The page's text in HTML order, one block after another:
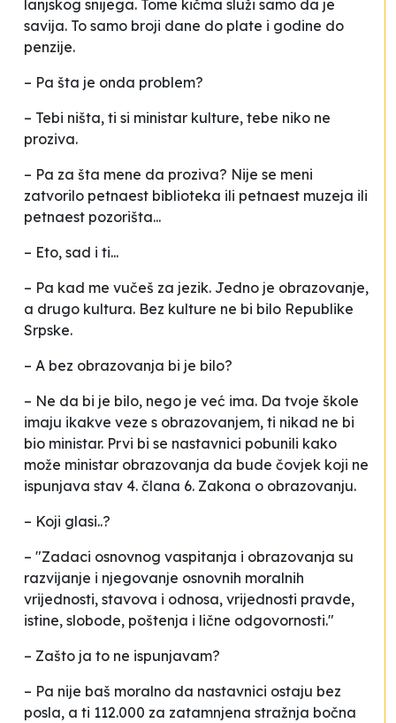
lanjskog snijega. Tome kičma služi samo da je
savija. To samo broji dane do plate i godine do
penzije.
– Pa šta je onda problem?
– Tebi ništa, ti si ministar kulture, tebe niko ne
proziva.
– Pa za šta mene da proziva? Nije se meni
zatvorilo petnaest biblioteka ili petnaest muzeja ili
petnaest pozorišta...
– Eto, sad i ti...
– Pa kad me vučeš za jezik. Jedno je obrazovanje,
a drugo kultura. Bez kulture ne bi bilo Republike
Srpske.
– A bez obrazovanja bi je bilo?
– Ne da bi je bilo, nego je već ima. Da tvoje škole
imaju ikakve veze s obrazovanjem, ti nikad ne bi
bio ministar. Prvi bi se nastavnici pobunili kako
može ministar obrazovanja da bude čovjek koji ne
ispunjava stav 4. člana 6. Zakona o obrazovanju.
– Koji glasi..?
– "Zadaci osnovnog vaspitanja i obrazovanja su
razvijanje i njegovanje osnovnih moralnih
vrijednosti, stavova i odnosa, vrijednosti pravde,
istine, slobode, poštenja i lične odgovornosti."
– Zašto ja to ne ispunjavam?
– Pa nije baš moralno da nastavnici ostaju bez
posla, a ti 112.000 za zatamnjena stražnja bočna